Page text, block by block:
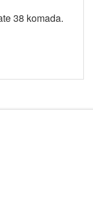
38 komada.